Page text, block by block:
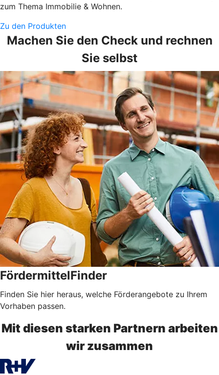
zum Thema Immobilie & Wohnen.
Zu den Produkten
Machen Sie den Check und rechnen
Sie selbst
FördermittelFinder
Finden Sie hier heraus, welche Förderangebote zu Ihrem
Vorhaben passen.
Mit diesen starken Partnern arbeiten
wir zusammen